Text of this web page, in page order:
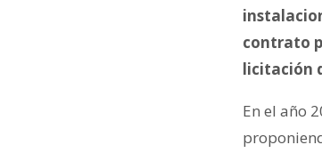
contrato
licitación
En el año